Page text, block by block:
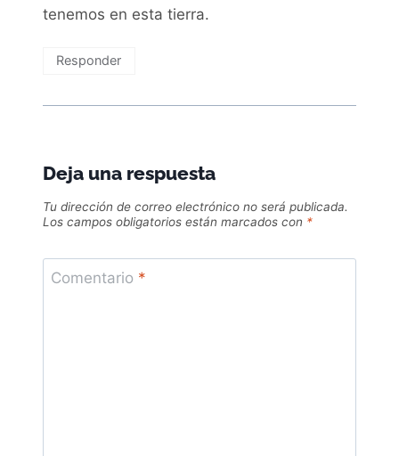
tenemos en esta tierra.
Responder
Deja una respuesta
Tu dirección de correo electrónico no será publicada.
Los campos obligatorios están marcados con *
Comentario *